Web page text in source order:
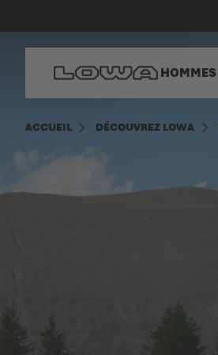
HOMMES
ACCUEIL DÉCOUVREZ LOWA